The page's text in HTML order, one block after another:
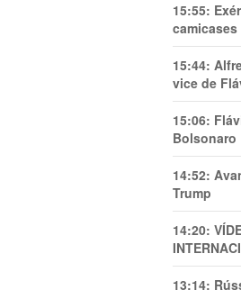
15:55:
camicases
15:44:
vice de
15:06:
Bolsonaro
14:52:
Trump
14:20:
13:14: